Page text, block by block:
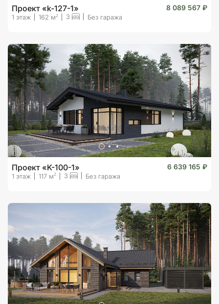
Проект «k-127-1» 8 089 567 ₽
1 этаж 162 м 2 3 Без гаража
Проект «K-100-1» 6 639 165 ₽
1 этаж 117 м2 3 Без гаража